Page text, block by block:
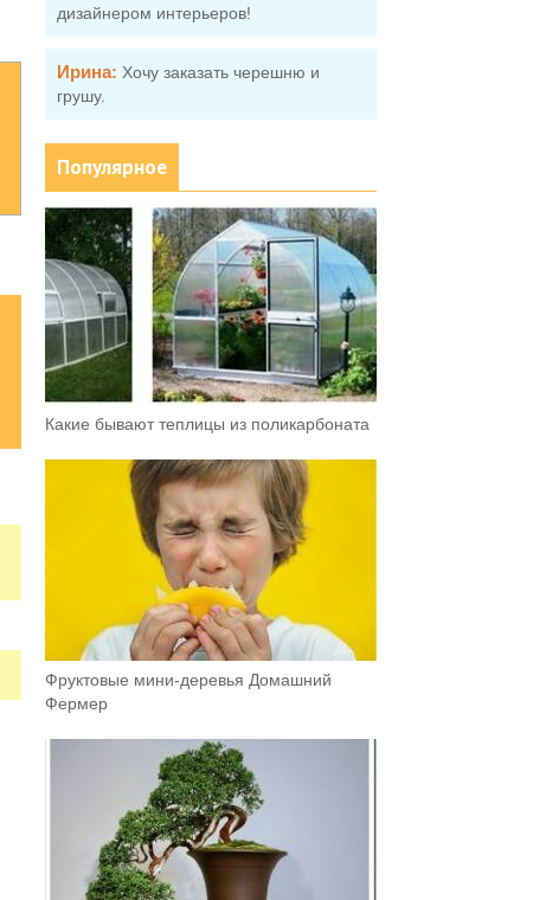
дизайнером интерьеров!
Ирина: Хочу заказать черешню и
грушу.
Популярное
Какие бывают теплицы из поликарбоната
Фруктовыe мини-деревья Домашний
Фермер